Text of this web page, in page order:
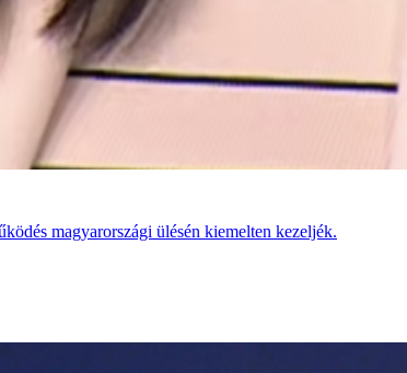
magyarországi ülésén kiemelten kezeljék.